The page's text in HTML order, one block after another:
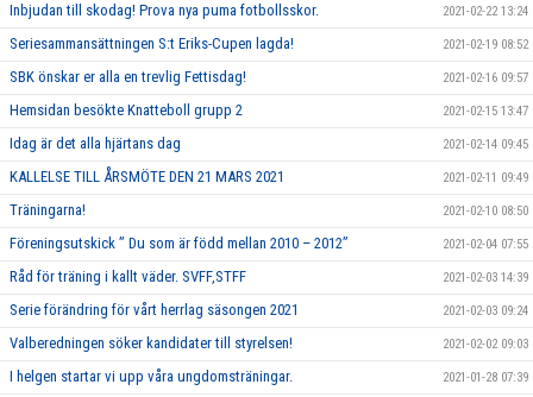
Inbjudan till skodag! Prova nya puma fotbollsskor. 2021-02-22 13:24
Seriesammansättningen S:t Eriks-Cupen lagda! 2021-02-19 08:52
SBK önskar er alla en trevlig Fettisdag! 2021-02-16 09:57
Hemsidan besökte Knatteboll grupp 2 2021-02-15 13:47
Idag är det alla hjärtans dag 2021-02-14 09:45
KALLELSE TILL ÅRSMÖTE DEN 21 MARS 2021 2021-02-11 09:49
Träningarna! 2021-02-10 08:50
Föreningsutskick ” Du som är född mellan 2010 – 2012” 2021-02-04 07:55
Råd för träning i kallt väder. SVFF,STFF 2021-02-03 14:39
Serie förändring för vårt herrlag säsongen 2021 2021-02-03 09:24
Valberedningen söker kandidater till styrelsen! 2021-02-02 09:03
I helgen startar vi upp våra ungdomsträningar. 2021-01-28 07:39